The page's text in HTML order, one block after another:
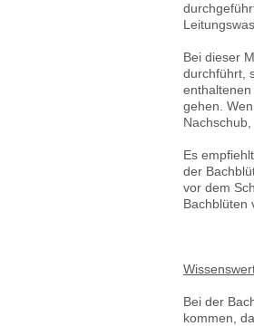
Bei dieser
durchführt,
gehen.
Es
der
vor dem
Bachblüten
Bei der
kommen,